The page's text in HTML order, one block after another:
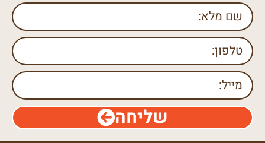
שליחה